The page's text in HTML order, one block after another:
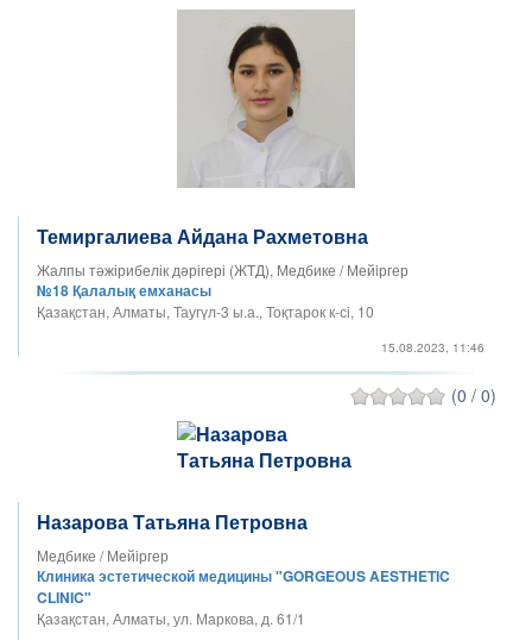
Темиргалиева Айдана Рахметовна
Жалпы тәжірибелік дәрігері (ЖТД), Медбике / Мейiргер
№18 Қалалық емханасы
Қазақстан, Алматы, Таугүл-3 ы.а., Тоқтарок к-сі, 10
15.08.2023, 11:46
(0 / 0)
Назарова Татьяна Петровна
Медбике / Мейiргер
Клиника эстетической медицины "GORGEOUS AESTHETIC
CLINIC"
Қазақстан, Алматы, ул. Маркова, д. 61/1